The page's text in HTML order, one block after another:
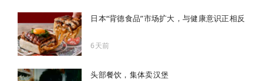
日本“背德食品”市场扩大，与健康意识正相反
6天前
头部餐饮，集体卖汉堡